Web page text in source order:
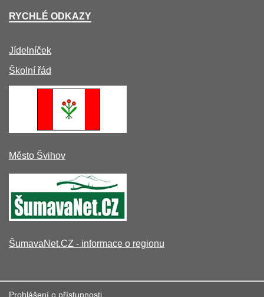
RYCHLÉ ODKAZY
Jídelníček
Školní řád
Město Švihov
ŠumavaNet.CZ - informace o regionu
Prohlášení o přístupnosti